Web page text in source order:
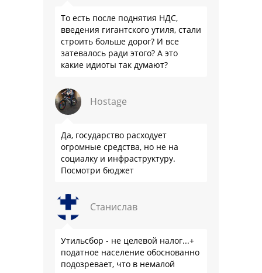
То есть после поднятия НДС,
введения гигантского утиля, стали
строить больше дорог? И все
затевалось ради этого? А это
какие идиоты так думают?
Hostage
Да, государство расходует
огромные средства, но не на
социалку и инфраструктуру.
Посмотри бюджет
Станислав
Утильсбор - не целевой налог...+
податное население обоснованно
подозревает, что в немалой